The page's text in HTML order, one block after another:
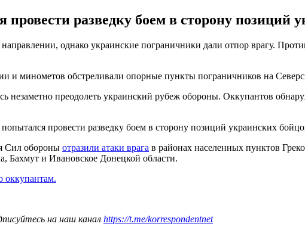
разведку боем в сторону позиций
однако украинские пограничники дали отпор врагу.
и минометов обстреливали опорные пункты пограничников на
незаметно преодолеть украинский рубеж обороны. Оккупантов
провести разведку боем в сторону позиций украинских
Сил обороны отразили атаки врага в районах населенных пунктов
Бахмут и Ивановское Донецкой области.
оккупантам.
на наш канал https://t.me/korrespondentnet